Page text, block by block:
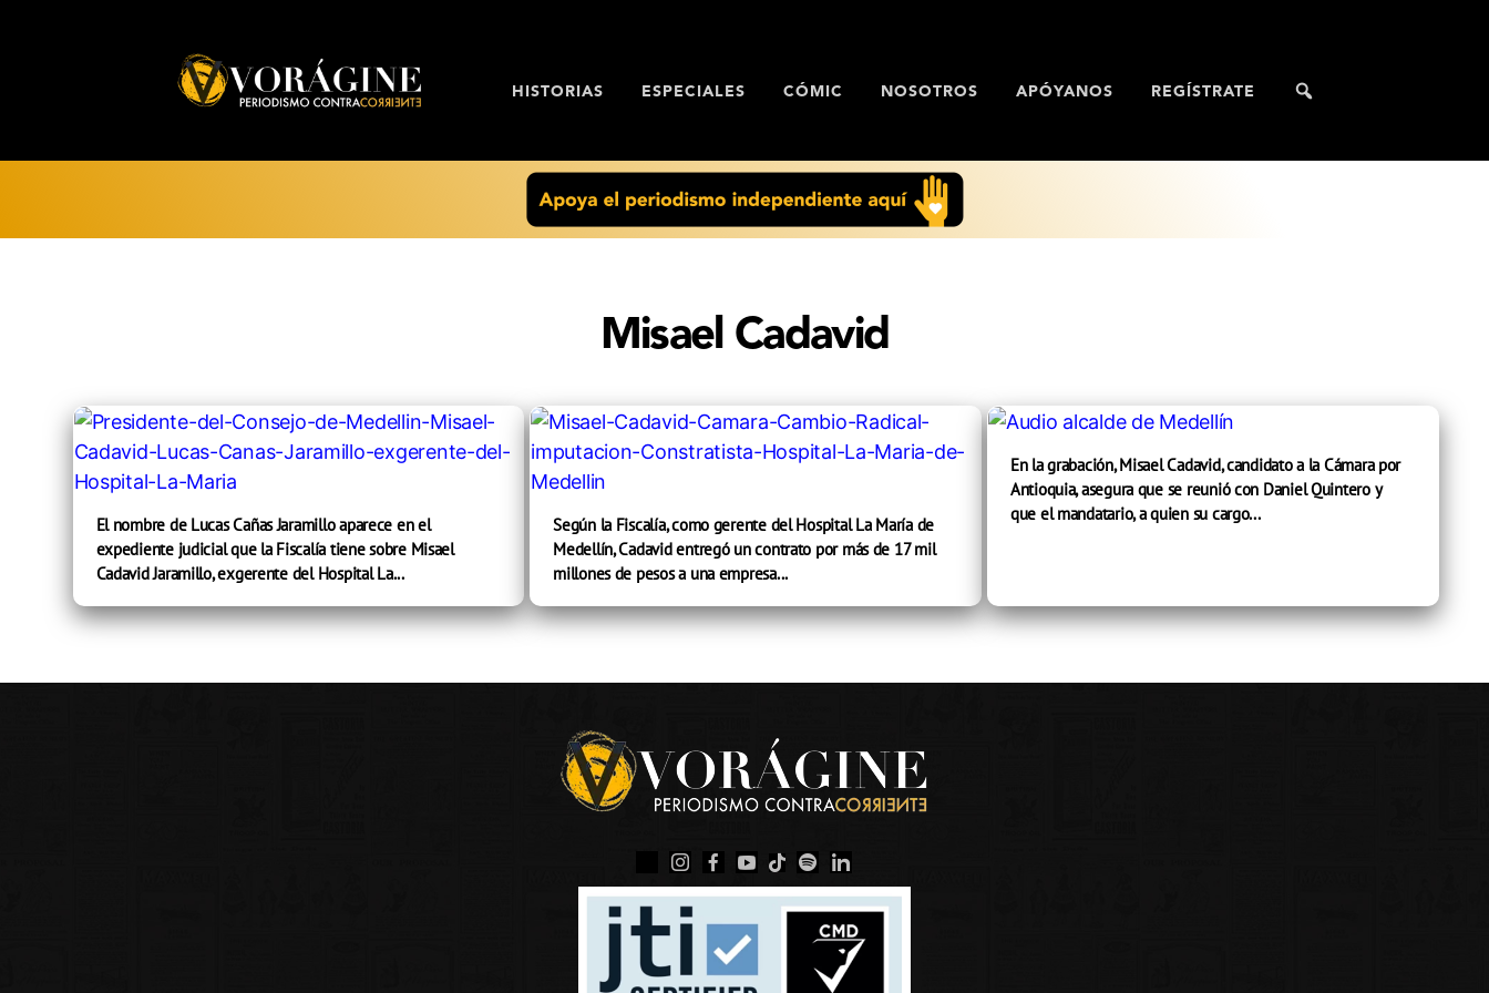
HISTORIAS ESPECIALES CÓMIC NOSOTROS APÓYANOS REGÍSTRATE
Misael Cadavid
El nombre de Lucas Cañas Jaramillo aparece en el
expediente judicial que la Fiscalía tiene sobre Misael
Cadavid Jaramillo, exgerente del Hospital La...
Según la Fiscalía, como gerente del Hospital La María de
Medellín, Cadavid entregó un contrato por más de 17 mil
millones de pesos a una empresa...
En la grabación, Misael Cadavid, candidato a la Cámara por
Antioquia, asegura que se reunió con Daniel Quintero y
que el mandatario, a quien su cargo...